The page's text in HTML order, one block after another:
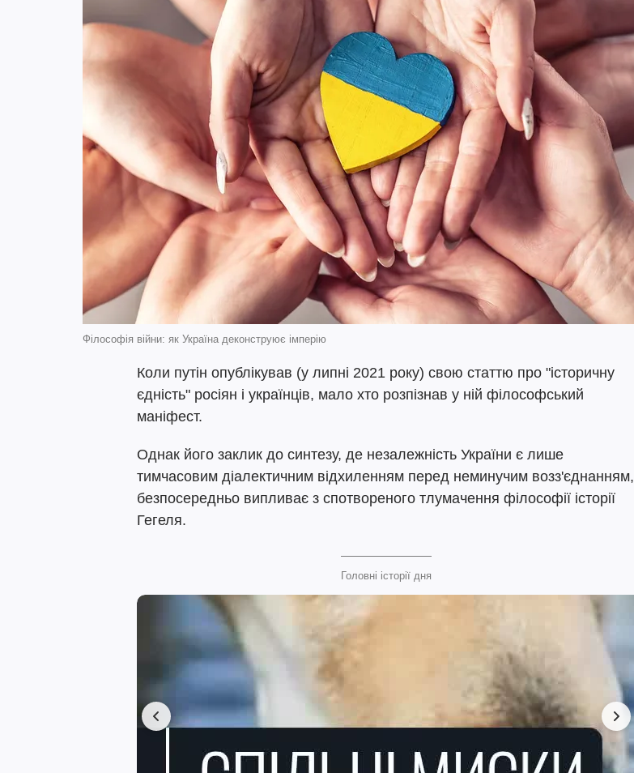
Філософія війни: як Україна деконструює імперію
Коли путін опублікував (у липні 2021 року) свою статтю про "історичну
єдність" росіян і українців, мало хто розпізнав у ній філософський
маніфест.
Однак його заклик до синтезу, де незалежність України є лише
тимчасовим діалектичним відхиленням перед неминучим возз'єднанням,
безпосередньо випливає з спотвореного тлумачення філософії історії
Гегеля.
Головні історії дня